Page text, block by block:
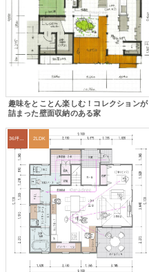
趣味をとことん楽しむ！コレクションが
詰まった壁面収納のある家
2LDK